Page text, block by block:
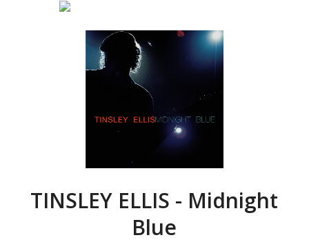
TINSLEY ELLIS - Midnight
Blue